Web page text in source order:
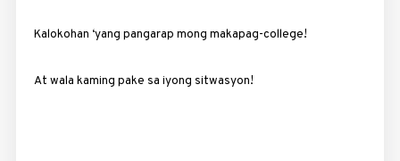
Kalokohan ‘yang pangarap mong makapag-college!
At wala kaming pake sa iyong sitwasyon!